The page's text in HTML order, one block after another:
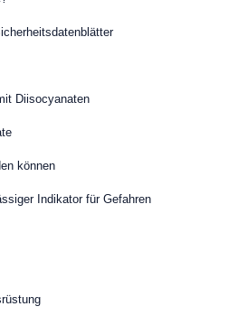
Diisocyanaten
können
Indikator für Gefahren